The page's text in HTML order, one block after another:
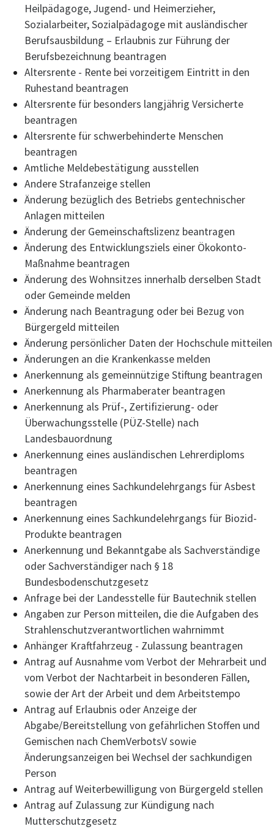
Heilpädagoge, Jugend- und Heimerzieher,
Sozialarbeiter, Sozialpädagoge mit ausländischer
Berufsausbildung – Erlaubnis zur Führung der
Berufsbezeichnung beantragen
Altersrente - Rente bei vorzeitigem Eintritt in den
Ruhestand beantragen
Altersrente für besonders langjährig Versicherte
beantragen
Altersrente für schwerbehinderte Menschen
beantragen
Amtliche Meldebestätigung ausstellen
Andere Strafanzeige stellen
Änderung bezüglich des Betriebs gentechnischer
Anlagen mitteilen
Änderung der Gemeinschaftslizenz beantragen
Änderung des Entwicklungsziels einer Ökokonto-
Maßnahme beantragen
Änderung des Wohnsitzes innerhalb derselben Stadt
oder Gemeinde melden
Änderung nach Beantragung oder bei Bezug von
Bürgergeld mitteilen
Änderung persönlicher Daten der Hochschule mitteilen
Änderungen an die Krankenkasse melden
Anerkennung als gemeinnützige Stiftung beantragen
Anerkennung als Pharmaberater beantragen
Anerkennung als Prüf-, Zertifizierung- oder
Überwachungsstelle (PÜZ-Stelle) nach
Landesbauordnung
Anerkennung eines ausländischen Lehrerdiploms
beantragen
Anerkennung eines Sachkundelehrgangs für Asbest
beantragen
Anerkennung eines Sachkundelehrgangs für Biozid-
Produkte beantragen
Anerkennung und Bekanntgabe als Sachverständige
oder Sachverständiger nach § 18
Bundesbodenschutzgesetz
Anfrage bei der Landesstelle für Bautechnik stellen
Angaben zur Person mitteilen, die die Aufgaben des
Strahlenschutzverantwortlichen wahrnimmt
Anhänger Kraftfahrzeug - Zulassung beantragen
Antrag auf Ausnahme vom Verbot der Mehrarbeit und
vom Verbot der Nachtarbeit in besonderen Fällen,
sowie der Art der Arbeit und dem Arbeitstempo
Antrag auf Erlaubnis oder Anzeige der
Abgabe/Bereitstellung von gefährlichen Stoffen und
Gemischen nach ChemVerbotsV sowie
Änderungsanzeigen bei Wechsel der sachkundigen
Person
Antrag auf Weiterbewilligung von Bürgergeld stellen
Antrag auf Zulassung zur Kündigung nach
Mutterschutzgesetz